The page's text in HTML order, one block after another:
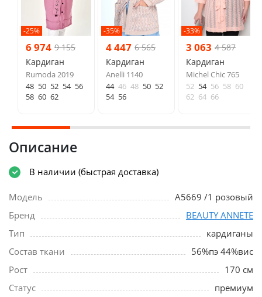
-25%
6 974 9 155
Кардиган
Rumoda 2019
48 50 52 54 56
58 60 62
-35%
4 447 6 565
Кардиган
Anelli 1140
44 46 48 50 52
54 56
-33%
3 063 4 587
Кардиган
Michel Chic 765
52 54 56 58 60
62 64 66
Описание
В наличии (быстрая доставка)
Модель
A5669 /1 розовый
Бренд
BEAUTY ANNETE
Тип
кардиганы
Состав ткани
56%пэ 44%вис
Рост
170 см
Статус
премиум